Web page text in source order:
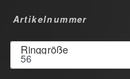
Artikelnummer
Ringgröße